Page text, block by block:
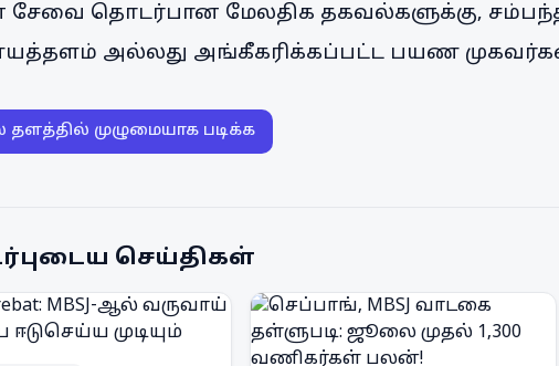
சேவை தொடர்பான மேலதிக தகவல்களுக்கு,
அல்லது அங்கீகரிக்கப்பட்ட பயண
தளத்தில் முழுமையாக படிக்க
செய்திகள்